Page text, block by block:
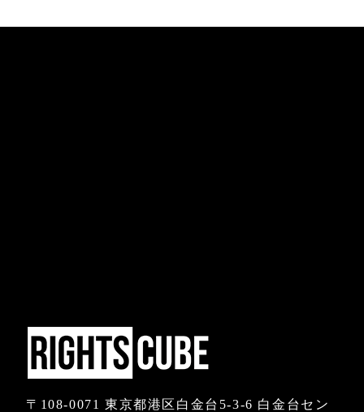
〒108-0071 東京都港区白金台5-3-6 白金台セン